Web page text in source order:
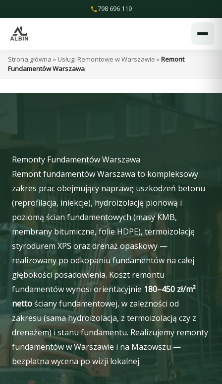
do
treści
798 696 119
Strona główna » Usługi Remontowe w Warszawie »Remont
Fundamentów Warszawa
Remonty Fundamentów Warszawa
Remont fundamentów Warszawa to kompleksowy
zakres prac obejmujący naprawę uszkodzeń betonu
(reprofilacja, iniekcje), hydroizolację pionową i
poziomą ścian fundamentowych (masy KMB,
membrany bitumiczne, folie HDPE), termoizolację
styrodurem XPS oraz drenaż opaskowy —
realizowany po odkopaniu fundamentów na całej
głębokości posadowienia. Koszt remontu
fundamentów wynosi orientacyjnie 180–450 zł/m²
nettościany fundamentowej, w zależności od
zakresu (sama hydroizolacja, z termoizolacją czy z
drenażem) i stanu fundamentu. Realizujemy remonty
fundamentów w Warszawie i na Mazowszu —
bezpłatna wycena po wizji lokalnej.